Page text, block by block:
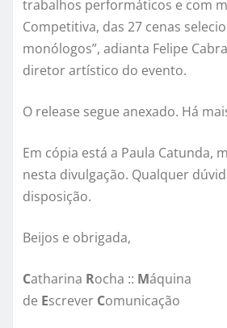
trabalhos performáticos e com
Competitiva, das 27 cenas
monólogos”, adianta Felipe
diretor artístico do evento.
O release segue anexado. Há
Em cópia está a Paula Catunda,
nesta divulgação. Qualquer
disposição.
Beijos e obrigada,
Catharina Rocha :: Máquina
de Escrever Comunicação